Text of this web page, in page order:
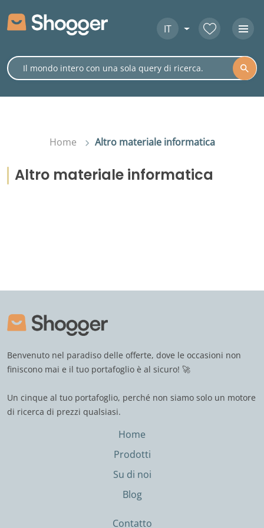
IT
Home Altro materiale informatica
Altro materiale informatica
Benvenuto nel paradiso delle offerte, dove le occasioni non
finiscono mai e il tuo portafoglio è al sicuro! 🚀
Un cinque al tuo portafoglio, perché non siamo solo un motore
di ricerca di prezzi qualsiasi.
Home
Prodotti
Su di noi
Blog
Contatto